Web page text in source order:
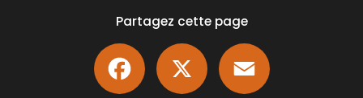
Partagez cette page
Facebook